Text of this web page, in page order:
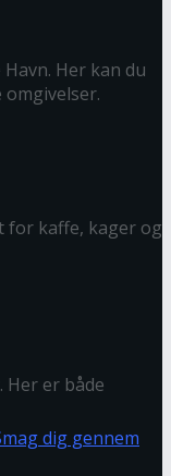
Her kan du
omgivelser.
for kaffe, kager og
Her er både